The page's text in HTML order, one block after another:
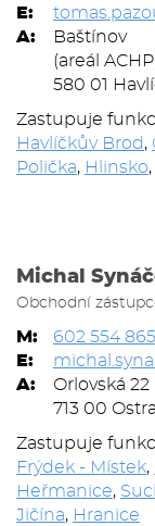
E:
A:
Baštínov
(areál
580 01
Zastupuje
Havlíčkův Brod,
Polička, Hlinsko,
Michal
Obchodní
M:
602 554 865
E:
A:
Orlovská 22
713 00
Zastupuje
Frýdek - Místek,
Heřmanice,
Jičína, Hranice